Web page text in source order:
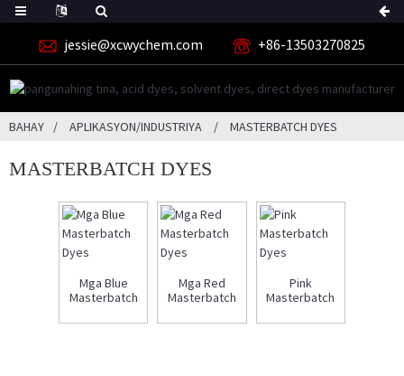
jessie@xcwychem.com +86-13503270825
BAHAY APLIKASYON/INDUSTRIYA MASTERBATCH DYES
MASTERBATCH DYES
Mga Blue
Masterbatch
Mga Red
Masterbatch
Pink
Masterbatch